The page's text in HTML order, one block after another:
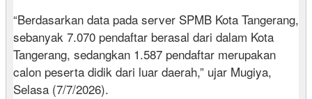
“Berdasarkan data pada server SPMB Kota Tangerang,
sebanyak 7.070 pendaftar berasal dari dalam Kota
Tangerang, sedangkan 1.587 pendaftar merupakan
calon peserta didik dari luar daerah,” ujar Mugiya,
Selasa (7/7/2026).